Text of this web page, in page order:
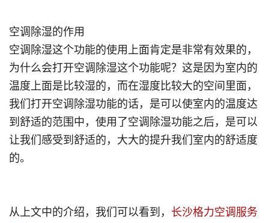
空调除湿的作用
空调除湿这个功能的使用上面肯定是非常有效果的，
为什么会打开空调除湿这个功能呢？这是因为室内的
温度上面是比较湿的，而在湿度比较大的空间里面，
我们打开空调除湿功能的话，是可以使室内的温度达
到舒适的范围中，使用了空调除湿功能之后，是可以
让我们感受到舒适的，大大的提升我们室内的舒适度
的。
从上文中的介绍，我们可以看到， 长沙格力空调服务